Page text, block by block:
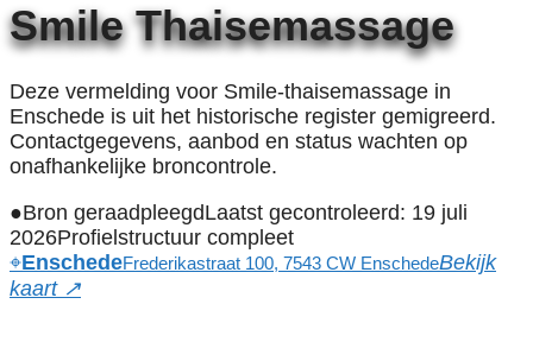
Smile Thaisemassage
Deze vermelding voor Smile-thaisemassage in
Enschede is uit het historische register gemigreerd.
Contactgegevens, aanbod en status wachten op
onafhankelijke broncontrole.
●Bron geraadpleegdLaatst gecontroleerd: 19 juli
2026Profielstructuur compleet
⌖EnschedeFrederikastraat 100, 7543 CW EnschedeBekijk
kaart ↗